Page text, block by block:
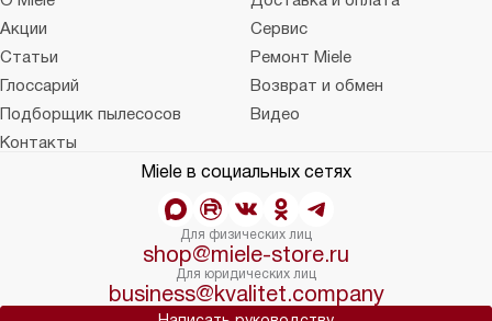
Акции
Сервис
Статьи
Ремонт Miele
Глоссарий
Возврат и обмен
Подборщик пылесосов
Видео
Контакты
Miele в социальных сетях
Для физических лиц
shop@miele-store.ru
Для юридических лиц
business@kvalitet.company